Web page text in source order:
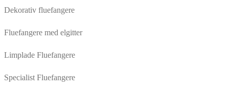
Dekorativ fluefangere
Fluefangere med elgitter
Limplade Fluefangere
Specialist Fluefangere